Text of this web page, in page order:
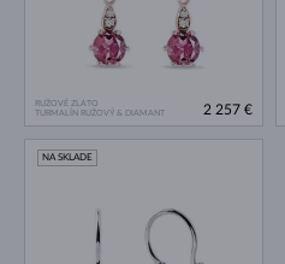
RUŽOVÉ ZLATO
TURMALÍN RUŽOVÝ & DIAMANT
2 257 €
NA SKLADE